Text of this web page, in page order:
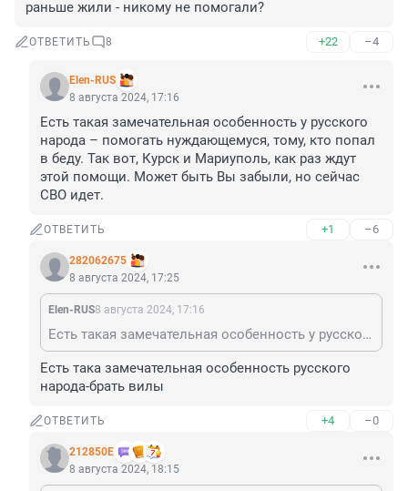
раньше жили - никому не помогали?
ОТВЕТИТЬ 8 +22 –4
Elen-RUS
8 августа 2024, 17:16
Есть такая замечательная особенность у русского
народа – помогать нуждающемуся, тому, кто попал
в беду. Так вот, Курск и Мариуполь, как раз ждут
этой помощи. Может быть Вы забыли, но сейчас
СВО идет.
ОТВЕТИТЬ +1 –6
282062675
8 августа 2024, 17:25
Elen-RUS8 августа 2024, 17:16
Есть такая замечательная особенность у русского народа – помогать нуждающемуся, тому, кто попал в беду. Так вот, Курск и Мариуполь, как раз ждут этой помощи. Может быть Вы забыли, но сейчас СВО идет.
Есть така замечательная особенность русского
народа-брать вилы
ОТВЕТИТЬ +4 –0
212850Е
8 августа 2024, 18:15